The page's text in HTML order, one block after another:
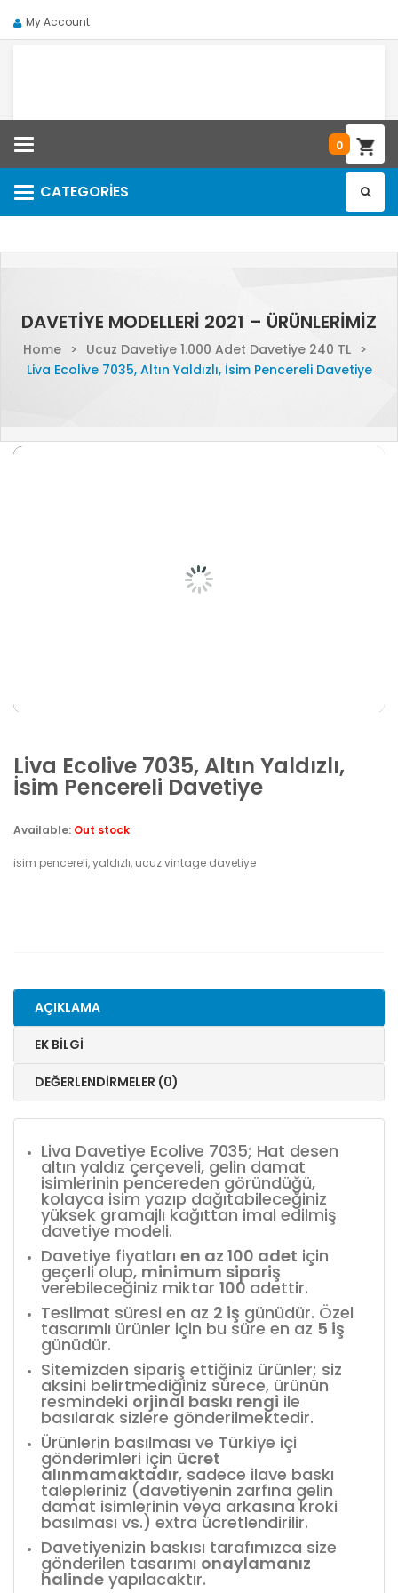
My Account
0
CATEGORIES
Categories
DAVETIYE MODELLERI 2021 – ÜRÜNLERIMIZ
Home > Ucuz Davetiye 1.000 Adet Davetiye 240 TL
>
Liva Ecolive 7035, Altın Yaldızlı, İsim Pencereli Davetiye
Liva Ecolive 7035, Altın Yaldızlı,
İsim Pencereli Davetiye
Available: Out stock
isim pencereli, yaldızlı, ucuz vintage davetiye
AÇIKLAMA
EK BILGI
DEĞERLENDIRMELER (0)
Liva Davetiye Ecolive 7035; Hat desen
altın yaldız çerçeveli, gelin damat
isimlerinin pencereden göründüğü,
kolayca isim yazıp dağıtabileceğiniz
yüksek gramajlı kağıttan imal edilmiş
davetiye modeli.
Davetiye fiyatları en az 100 adet için
geçerli olup, minimum sipariş
verebileceğiniz miktar 100 adettir.
Teslimat süresi en az 2 iş günüdür. Özel
tasarımlı ürünler için bu süre en az 5 iş
günüdür.
Sitemizden sipariş ettiğiniz ürünler; siz
aksini belirtmediğiniz sürece, ürünün
resmindeki orjinal baskı rengi ile
basılarak sizlere gönderilmektedir.
Ürünlerin basılması ve Türkiye içi
gönderimleri için ücret
alınmamaktadır, sadece ilave baskı
talepleriniz (davetiyenin zarfına gelin
damat isimlerinin veya arkasına kroki
basılması vs.) extra ücretlendirilir.
Davetiyenizin baskısı tarafımızca size
gönderilen tasarımı onaylamanız
halinde yapılacaktır.